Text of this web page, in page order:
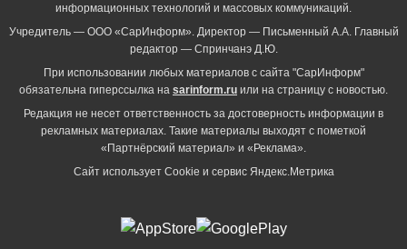
информационных технологий и массовых коммуникаций.
Учредитель — ООО «СарИнформ». Директор — Письменный А.А. Главный
редактор — Спринчанэ Д.Ю.
При использовании любых материалов с сайта "СарИнформ"
обязательна гиперссылка на sarinform.ru или на страницу с новостью.
Редакция не несет ответственность за достоверность информации в
рекламных материалах. Такие материалы выходят с пометкой
«Партнёрский материал» и «Реклама».
Сайт использует Cookie и сервиc Яндекс.Метрика